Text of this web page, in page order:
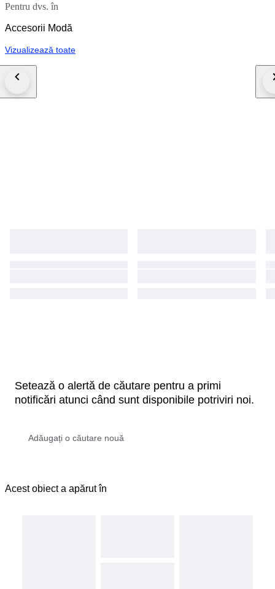
Pentru dvs. în
Accesorii Modă
Vizualizează toate
Setează o alertă de căutare pentru a primi
notificări atunci când sunt disponibile potriviri noi.
Acest obiect a apărut în